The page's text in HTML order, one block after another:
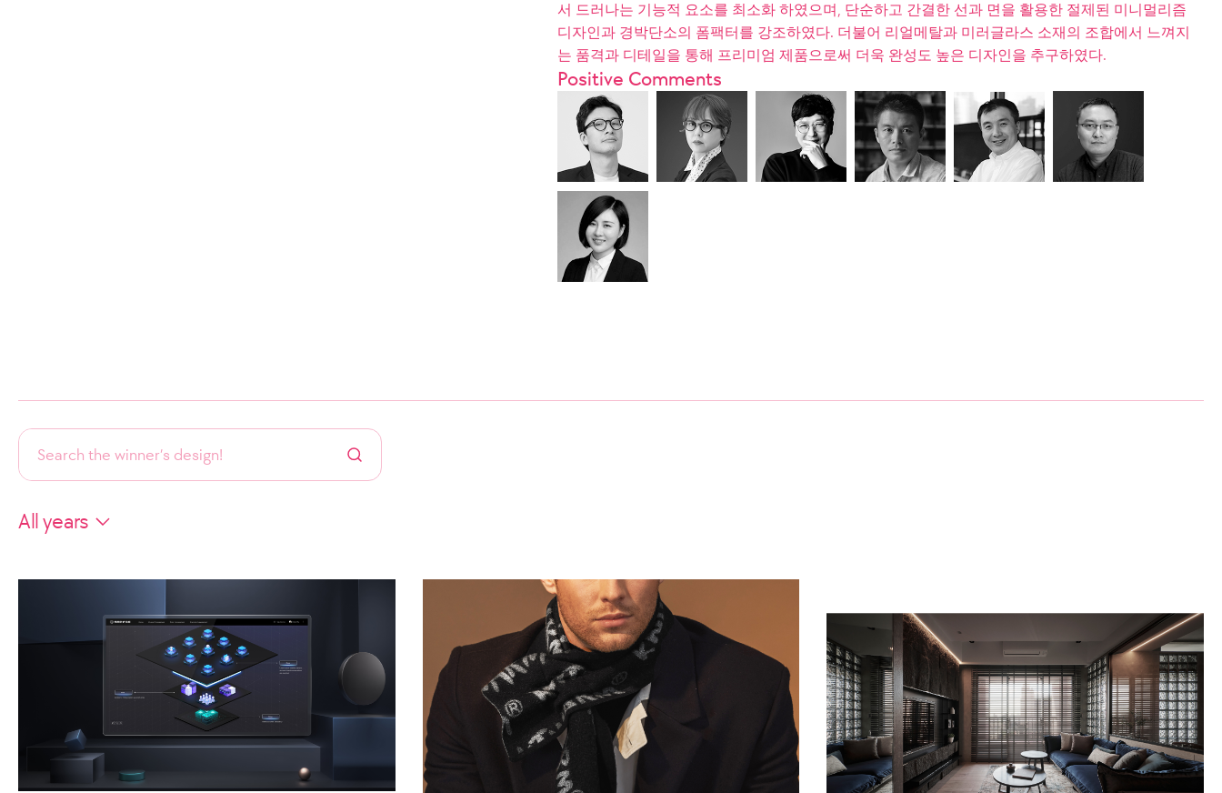
서 드러나는 기능적 요소를 최소화 하였으며, 단순하고 간결한 선과 면을 활용한 절제된 미니멀리즘
디자인과 경박단소의 폼팩터를 강조하였다. 더불어 리얼메탈과 미러글라스 소재의 조합에서 느껴지
는 품격과 디테일을 통해 프리미엄 제품으로써 더욱 완성도 높은 디자인을 추구하였다.
Positive Comments